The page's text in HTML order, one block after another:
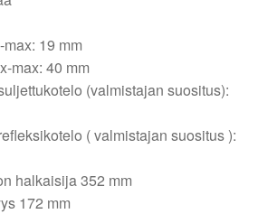
19 mm
max: 40 mm
(valmistajan suositus):
( valmistajan suositus ):
halkaisija 352 mm
172 mm